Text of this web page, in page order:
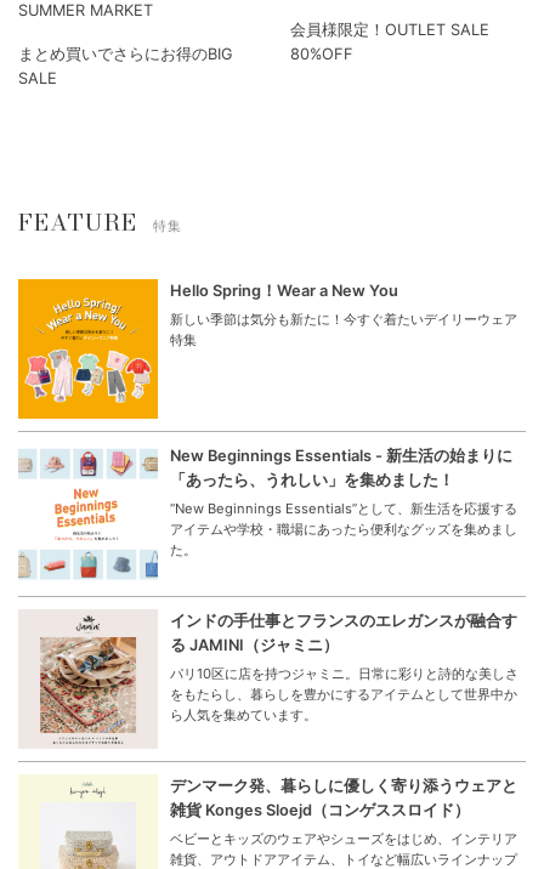
SUMMER MARKET
まとめ買いでさらにお得のBIG
SALE
会員様限定！OUTLET SALE
80%OFF
FEATURE 特集
Hello Spring！Wear a New You
新しい季節は気分も新たに！今すぐ着たいデイリーウェア
特集
New Beginnings Essentials - 新生活の始まりに
「あったら、うれしい」を集めました！
“New Beginnings Essentials”として、新生活を応援する
アイテムや学校・職場にあったら便利なグッズを集めまし
た。
インドの手仕事とフランスのエレガンスが融合す
る JAMINI（ジャミニ）
パリ10区に店を持つジャミニ。日常に彩りと詩的な美しさ
をもたらし、暮らしを豊かにするアイテムとして世界中か
ら人気を集めています。
デンマーク発、暮らしに優しく寄り添うウェアと
雑貨 Konges Sloejd（コンゲススロイド）
ベビーとキッズのウェアやシューズをはじめ、インテリア
雑貨、アウトドアアイテム、トイなど幅広いラインナップ